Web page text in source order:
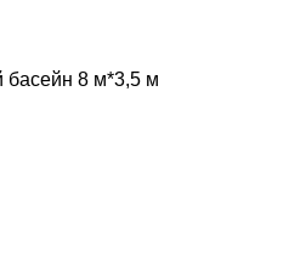
басейн 8 м*3,5 м